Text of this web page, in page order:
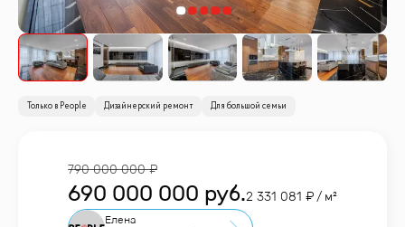
Только в People Дизайнерский ремонт Для большой семьи
790 000 000
690 000 000 руб.2 331 081 / м²
Елена